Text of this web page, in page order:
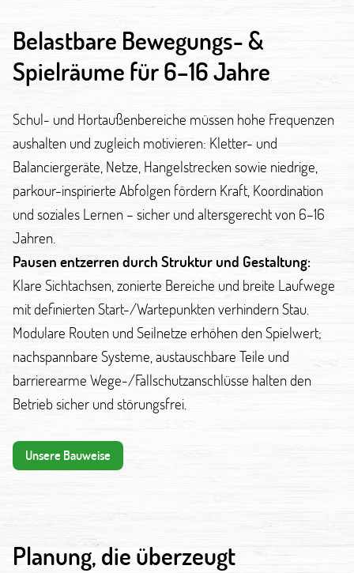
Belastbare Bewegungs- &
Spielräume für 6–16 Jahre
Schul- und Hortaußenbereiche müssen hohe Frequenzen
aushalten und zugleich motivieren: Kletter- und
Balanciergeräte, Netze, Hangelstrecken sowie niedrige,
parkour-inspirierte Abfolgen fördern Kraft, Koordination
und soziales Lernen – sicher und altersgerecht von 6–16
Jahren.
Pausen entzerren durch Struktur und Gestaltung:
Klare Sichtachsen, zonierte Bereiche und breite Laufwege
mit definierten Start-/Wartepunkten verhindern Stau.
Modulare Routen und Seilnetze erhöhen den Spielwert;
nachspannbare Systeme, austauschbare Teile und
barrierearme Wege-/Fallschutzanschlüsse halten den
Betrieb sicher und störungsfrei.
Unsere Bauweise
Planung, die überzeugt